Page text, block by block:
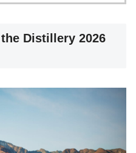
Distillery 2026